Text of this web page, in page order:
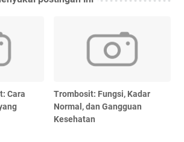
Cara
Trombosit: Fungsi, Kadar
Normal, dan Gangguan
Kesehatan